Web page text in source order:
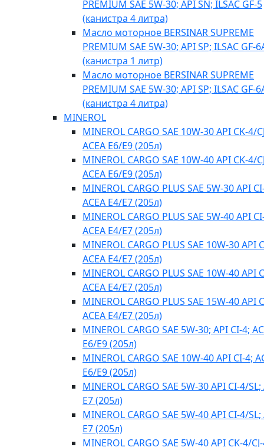
PREMIUM SAE 5W-30; API SN; ILSAC GF-5
(канистра 4 литра)
Масло моторное BERSINAR SUPREME
PREMIUM SAE 5W-30; API SP; ILSAC GF-
(канистра 1 литр)
Масло моторное BERSINAR SUPREME
PREMIUM SAE 5W-30; API SP; ILSAC GF-
(канистра 4 литра)
MINEROL
MINEROL CARGO SAE 10W-30 API CK-4/
ACEA E6/E9 (205л)
MINEROL CARGO SAE 10W-40 API CK-4/
ACEA E6/E9 (205л)
MINEROL CARGO PLUS SAE 5W-30 API
ACEA E4/Е7 (205л)
MINEROL CARGO PLUS SAE 5W-40 API
ACEA E4/Е7 (205л)
MINEROL CARGO PLUS SAE 10W-30 API
ACEA E4/Е7 (205л)
MINEROL CARGO PLUS SAE 10W-40 API
ACEA E4/Е7 (205л)
MINEROL CARGO PLUS SAE 15W-40 API
ACEA E4/Е7 (205л)
MINEROL CARGO SAE 5W-30; API CI-4;
E6/E9 (205л)
MINEROL CARGO SAE 10W-40 API CI-4;
E6/E9 (205л)
MINEROL CARGO SAE 5W-30 API CI-4/SL;
E7 (205л)
MINEROL CARGO SAE 5W-40 API CI-4/SL;
E7 (205л)
MINEROL CARGO SAE 5W-40 API CK-4/